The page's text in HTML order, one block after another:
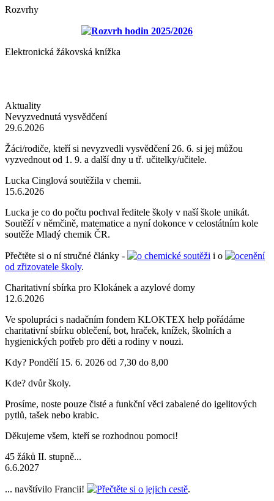
Rozvrhy
Rozvrh hodin 2025/2026
Elektronická žákovská knížka
Aktuality
Nevyzvednutá vysvědčení
29.6.2026
Žáci/rodiče, kteří si nevyzvedli vysvědčení 26. 6. si jej můžou
vyzvednout od 1. 9. a další dny u tř. učitelky/učitele.
Lucka Cinglová soutěžila v chemii.
15.6.2026
Lucka je co do počtu pochval ředitele školy v naší škole unikát.
Soutěží v němčině, matematice a nyní dokonce v celostátním kole
soutěže Mladý chemik ČR.
Přečtěte si o ní stručné články - o chemické soutěži i o
ocenění
od zřizovatele školy.
Charitativní sbírka pro Klokánek a azylové domy
12.6.2026
Ve spolupráci s nadačním fondem KLOKTEX help pořádáme
charitativní sbírku oblečení, bot, hraček, knížek, školních a
hygienických potřeb pro děti a rodiny v nouzi.
Kdy? Pondělí 15. 6. 2026 od 7,30 do 8,00
Kde? dvůr školy.
Prosíme, noste pouze čisté a funkční věci zabalené do igelitových
pytlů, tašek nebo krabic.
Děkujeme všem, kteří se rozhodnou pomoci!
45 žáků II. stupně...
6.6.2027
... navštívilo Francii! Přečtěte si o jejich cestě.